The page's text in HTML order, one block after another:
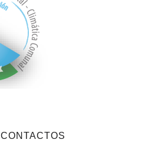
CONTACTOS